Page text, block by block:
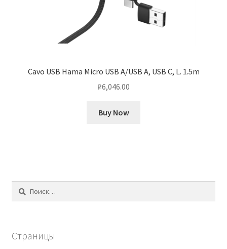
Cavo USB Hama Micro USB A/USB A, USB C, L. 1.5m
₽6,046.00
Buy Now
Найти:
Страницы